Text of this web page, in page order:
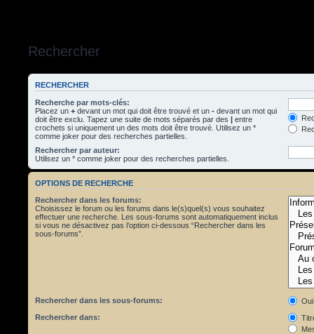
Rechercher
RECHERCHER
Recherche par mots-clés:
Placez un + devant un mot qui doit être trouvé et un - devant un mot qui
doit être exclu. Tapez une suite de mots séparés par des | entre
crochets si uniquement un des mots doit être trouvé. Utilisez un *
comme joker pour des recherches partielles.
Rechercher par auteur:
Utilisez un * comme joker pour des recherches partielles.
OPTIONS DE RECHERCHE
Rechercher dans les forums:
Choisissez le forum ou les forums dans le(s)quel(s) vous souhaitez
effectuer une recherche. Les sous-forums sont automatiquement inclus
si vous ne désactivez pas l’option ci-dessous “Rechercher dans les
sous-forums”.
Rechercher dans les sous-forums:
Oui
Rechercher dans: